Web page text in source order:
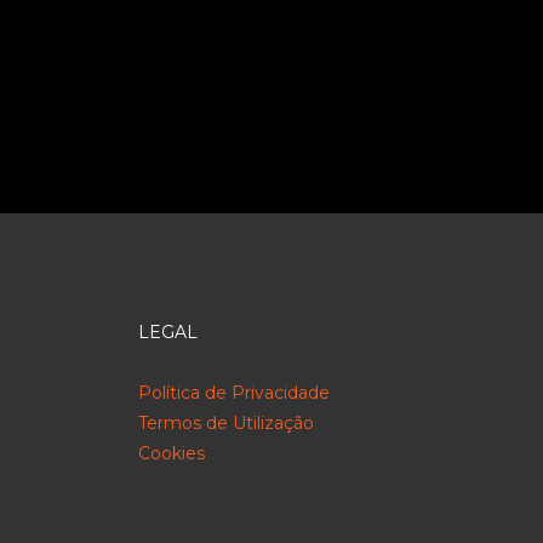
LEGAL
Política de Privacidade
Termos de Utilização
Cookies